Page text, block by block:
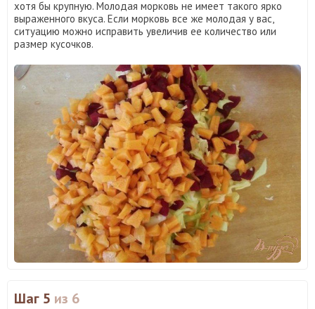
хотя бы крупную. Молодая морковь не имеет такого ярко
выраженного вкуса. Если морковь все же молодая у вас,
ситуацию можно исправить увеличив ее количество или
размер кусочков.
Шаг 5 из 6